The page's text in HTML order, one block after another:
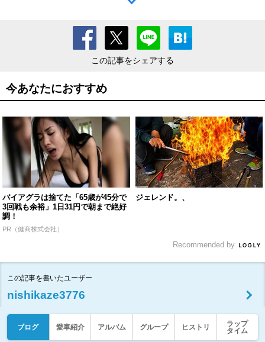
この記事をシェアする
今あなたにおすすめ
バイアグラは捨てた「65歳が45分で
3回戦も余裕」1日31円で朝まで絶好
調！
PR（健商株式会社）
ジェレンド。、
Recommended by
この記事を書いたユーザー
nishikaze3776
ブログ 愛車紹介 アルバム グループ ヒストリ
ラップ
タイム